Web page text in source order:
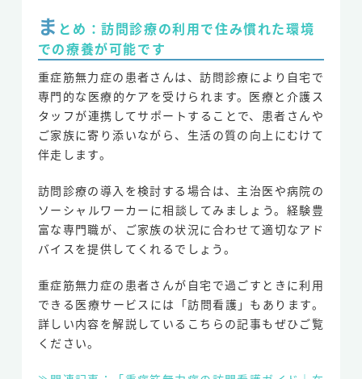
ま とめ：訪問診療の利用で住み慣れた環境
での療養が可能です
重症筋無力症の患者さんは、訪問診療により自宅で
専門的な医療的ケアを受けられます。医療と介護ス
タッフが連携してサポートすることで、患者さんや
ご家族に寄り添いながら、生活の質の向上にむけて
伴走します。
訪問診療の導入を検討する場合は、主治医や病院の
ソーシャルワーカーに相談してみましょう。経験豊
富な専門職が、ご家族の状況に合わせて適切なアド
バイスを提供してくれるでしょう。
重症筋無力症の患者さんが自宅で過ごすときに利用
できる医療サービスには「訪問看護」もあります。
詳しい内容を解説しているこちらの記事もぜひご覧
ください。